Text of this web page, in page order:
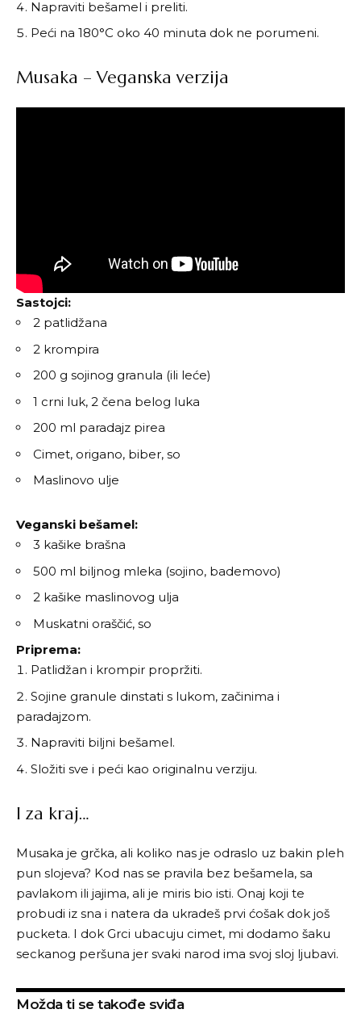
Napraviti bešamel i preliti.
Peći na 180°C oko 40 minuta dok ne porumeni.
Musaka – Veganska verzija
Sastojci:
2 patlidžana
2 krompira
200 g sojinog granula (ili leće)
1 crni luk, 2 čena belog luka
200 ml paradajz pirea
Cimet, origano, biber, so
Maslinovo ulje
Veganski bešamel:
3 kašike brašna
500 ml biljnog mleka (sojino, bademovo)
2 kašike maslinovog ulja
Muskatni oraščić, so
Priprema:
Patlidžan i krompir propržiti.
Sojine granule dinstati s lukom, začinima i
paradajzom.
Napraviti biljni bešamel.
Složiti sve i peći kao originalnu verziju.
I za kraj…
Musaka je grčka, ali koliko nas je odraslo uz bakin pleh
pun slojeva? Kod nas se pravila bez bešamela, sa
pavlakom ili jajima, ali je miris bio isti. Onaj koji te
probudi iz sna i natera da ukradeš prvi ćošak dok još
pucketa. I dok Grci ubacuju cimet, mi dodamo šaku
seckanog peršuna jer svaki narod ima svoj sloj ljubavi.
Možda ti se takođe sviđa